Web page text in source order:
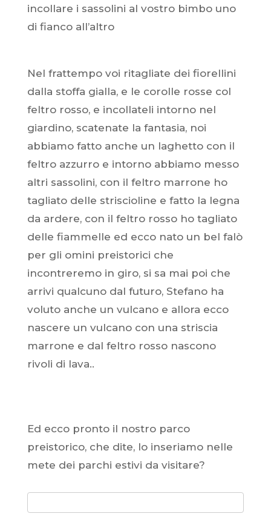
incollare i sassolini al vostro bimbo uno
di fianco all’altro
Nel frattempo voi ritagliate dei fiorellini
dalla stoffa gialla, e le corolle rosse col
feltro rosso, e incollateli intorno nel
giardino, scatenate la fantasia, noi
abbiamo fatto anche un laghetto con il
feltro azzurro e intorno abbiamo messo
altri sassolini, con il feltro marrone ho
tagliato delle striscioline e fatto la legna
da ardere, con il feltro rosso ho tagliato
delle fiammelle ed ecco nato un bel falò
per gli omini preistorici che
incontreremo in giro, si sa mai poi che
arrivi qualcuno dal futuro, Stefano ha
voluto anche un vulcano e allora ecco
nascere un vulcano con una striscia
marrone e dal feltro rosso nascono
rivoli di lava..
Ed ecco pronto il nostro parco
preistorico, che dite, lo inseriamo nelle
mete dei parchi estivi da visitare?